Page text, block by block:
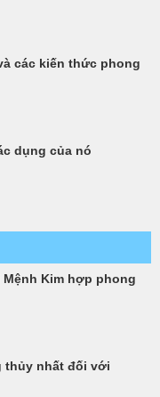
các kiến thức phong
dụng của nó
Kim hợp phong
thủy nhất đối với